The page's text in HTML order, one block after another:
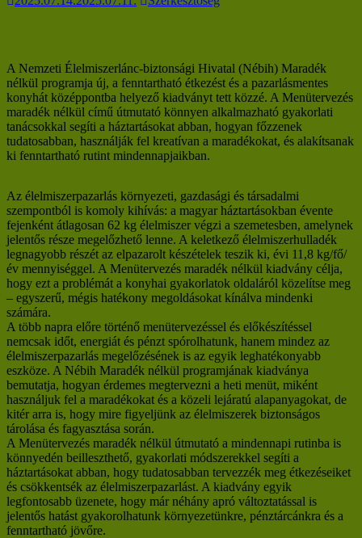
A Nemzeti Élelmiszerlánc-biztonsági Hivatal (Nébih) Maradék
nélkül programja új, a fenntartható étkezést és a pazarlásmentes
konyhát középpontba helyező kiadványt tett közzé. A Menütervezés
maradék nélkül című útmutató könnyen alkalmazható gyakorlati
tanácsokkal segíti a háztartásokat abban, hogyan főzzenek
tudatosabban, használják fel kreatívan a maradékokat, és alakítsanak
ki fenntartható rutint mindennapjaikban.
Az élelmiszerpazarlás környezeti, gazdasági és társadalmi
szempontból is komoly kihívás: a magyar háztartásokban évente
fejenként átlagosan 62 kg élelmiszer végzi a szemetesben, amelynek
jelentős része megelőzhető lenne. A keletkező élelmiszerhulladék
legnagyobb részét az elpazarolt készételek teszik ki, évi 11,8 kg/fő/
év mennyiséggel. A Menütervezés maradék nélkül kiadvány célja,
hogy ezt a problémát a konyhai gyakorlatok oldaláról közelítse meg
– egyszerű, mégis hatékony megoldásokat kínálva mindenki
számára.
A több napra előre történő menütervezéssel és előkészítéssel
nemcsak időt, energiát és pénzt spórolhatunk, hanem mindez az
élelmiszerpazarlás megelőzésének is az egyik leghatékonyabb
eszköze. A Nébih Maradék nélkül programjának kiadványa
bemutatja, hogyan érdemes megtervezni a heti menüt, miként
használjuk fel a maradékokat és a közeli lejáratú alapanyagokat, de
kitér arra is, hogy mire figyeljünk az élelmiszerek biztonságos
tárolása és fagyasztása során.
A Menütervezés maradék nélkül útmutató a mindennapi rutinba is
könnyedén beilleszthető, gyakorlati módszerekkel segíti a
háztartásokat abban, hogy tudatosabban tervezzék meg étkezéseiket
és csökkentsék az élelmiszerpazarlást. A kiadvány egyik
legfontosabb üzenete, hogy már néhány apró változtatással is
jelentős hatást gyakorolhatunk környezetünkre, pénztárcánkra és a
fenntartható jövőre.